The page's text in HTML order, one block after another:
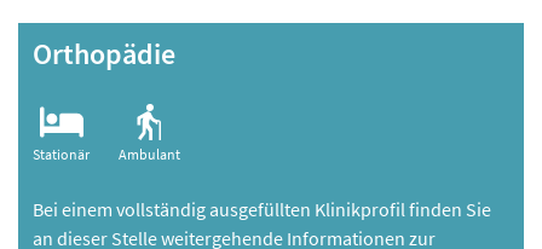
Orthopädie
Stationär Ambulant
Bei einem vollständig ausgefüllten Klinikprofil finden Sie
an dieser Stelle weitergehende Informationen zur